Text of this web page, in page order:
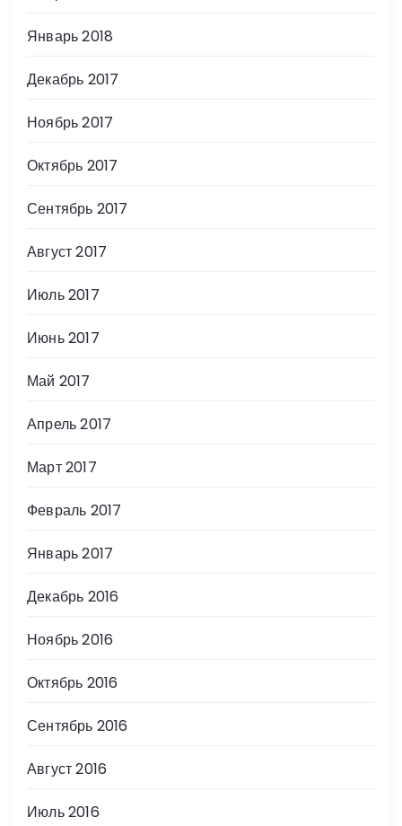
Январь 2018
Декабрь 2017
Ноябрь 2017
Октябрь 2017
Сентябрь 2017
Август 2017
Июль 2017
Июнь 2017
Май 2017
Апрель 2017
Март 2017
Февраль 2017
Январь 2017
Декабрь 2016
Ноябрь 2016
Октябрь 2016
Сентябрь 2016
Август 2016
Июль 2016